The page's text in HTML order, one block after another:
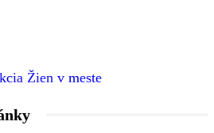
Žien v meste